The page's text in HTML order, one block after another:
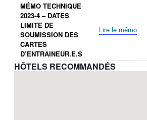
MÉMO TECHNIQUE
2023-4 – DATES
LIMITE DE
SOUMISSION DES
CARTES
D’ENTRAINEUR.E.S
Lire le mémo
HÔTELS RECOMMANDÉS